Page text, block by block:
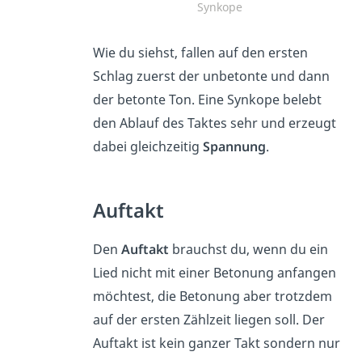
Synkope
Wie du siehst, fallen auf den ersten
Schlag zuerst der unbetonte und dann
der betonte Ton. Eine Synkope belebt
den Ablauf des Taktes sehr und erzeugt
dabei gleichzeitig Spannung.
Auftakt
Den Auftakt brauchst du, wenn du ein
Lied nicht mit einer Betonung anfangen
möchtest, die Betonung aber trotzdem
auf der ersten Zählzeit liegen soll. Der
Auftakt ist kein ganzer Takt sondern nur